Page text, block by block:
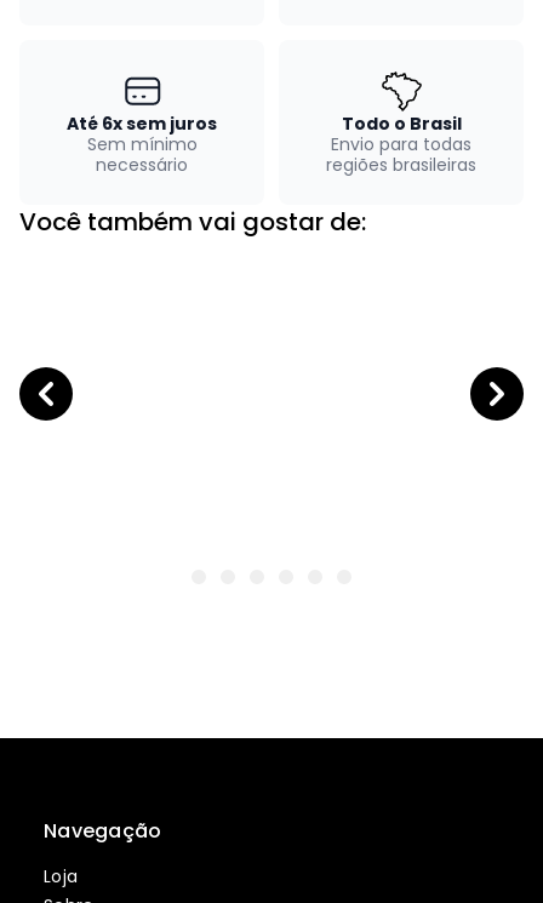
Até 6x sem juros
Sem mínimo
necessário
Todo o Brasil
Envio para todas
regiões brasileiras
Você também vai gostar de:
Navegação
Loja